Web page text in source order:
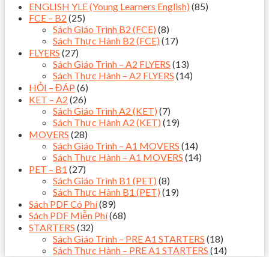
ENGLISH YLE (Young Learners English) (85)
FCE – B2 (25)
Sách Giáo Trình B2 (FCE) (8)
Sách Thực Hành B2 (FCE) (17)
FLYERS (27)
Sách Giáo Trình – A2 FLYERS (13)
Sách Thực Hành – A2 FLYERS (14)
HỎI – ĐÁP (6)
KET – A2 (26)
Sách Giáo Trình A2 (KET) (7)
Sách Thực Hành A2 (KET) (19)
MOVERS (28)
Sách Giáo Trình – A1 MOVERS (14)
Sách Thực Hành – A1 MOVERS (14)
PET – B1 (27)
Sách Giáo Trình B1 (PET) (8)
Sách Thực Hành B1 (PET) (19)
Sách PDF Có Phí(89)
Sách PDF Miễn Phí(68)
STARTERS (32)
Sách Giáo Trình – PRE A1 STARTERS (18)
Sách Thực Hành – PRE A1 STARTERS (14)